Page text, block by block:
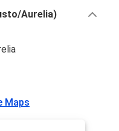
Aurelia)
Maps